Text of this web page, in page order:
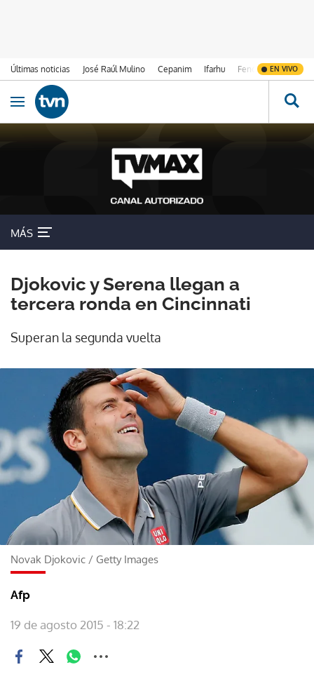
Últimas noticias José Raúl Mulino Cepanim Ifarhu Fenómeno de El
EN VIVO
Ir al contenido
Obrir navegació
MÁS
Djokovic y Serena llegan a
tercera ronda en Cincinnati
Superan la segunda vuelta
Novak Djokovic / Getty Images
Afp
19 de agosto 2015 - 18:22